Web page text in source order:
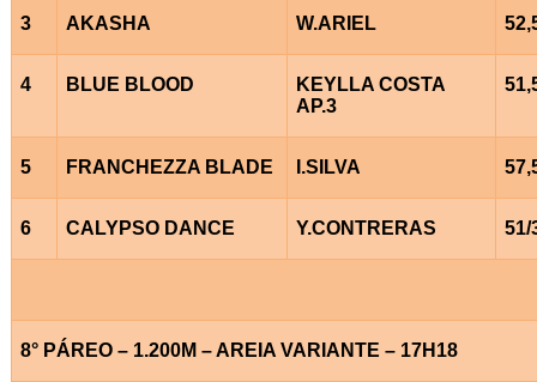
3 AKASHA W.ARIEL
4 BLUE BLOOD
KEYLLA COSTA
AP.3
5 FRANCHEZZA BLADE I.SILVA
6 CALYPSO DANCE Y.CONTRERAS 51/
8° PÁREO – 1.200M – AREIA VARIANTE – 17H18